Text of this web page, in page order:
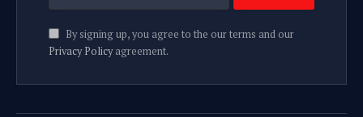
By signing up, you agree to the our terms and our
Privacy Policyagreement.